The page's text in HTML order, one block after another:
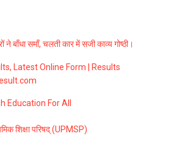
ने बाँधा समाँ, चलती कार में सजी काव्य गोष्ठी।
Latest Online Form | Results
Education For All
शिक्षा परिषद् (UPMSP)